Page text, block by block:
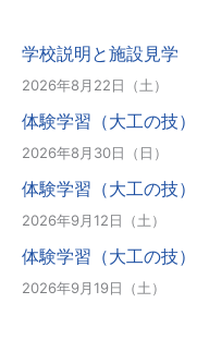
学校説明と施設見学
2026年8月22日（土）
体験学習（大工の技
2026年8月30日（日）
体験学習（大工の技
2026年9月12日（土）
体験学習（大工の技
2026年9月19日（土）